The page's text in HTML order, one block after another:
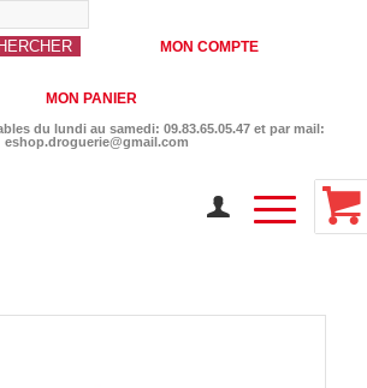
MON COMPTE
MON PANIER
du lundi au samedi: 09.83.65.05.47 et par mail:
eshop.droguerie@gmail.com